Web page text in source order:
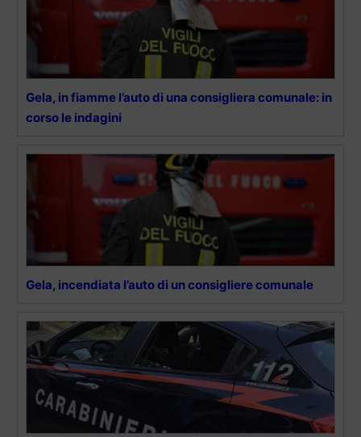
Gela, in fiamme l’auto di una consigliera comunale: in
corso le indagini
Gela, incendiata l’auto di un consigliere comunale